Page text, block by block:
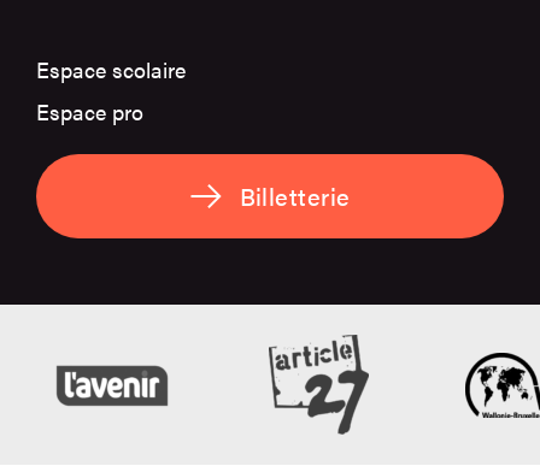
Espace scolaire
Espace pro
Billetterie